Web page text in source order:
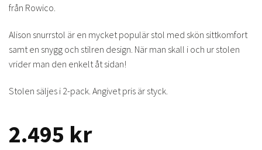
från Rowico.
Alison snurrstol är en mycket populär stol med skön sittkomfort
samt en snygg och stilren design. När man skall i och ur stolen
vrider man den enkelt åt sidan!
Stolen säljes i 2-pack. Angivet pris är styck.
2.495 kr